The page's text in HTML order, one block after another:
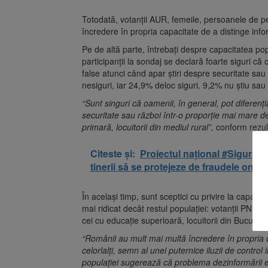
Totodată, votanţii AUR, femeile, persoanele de
încredere în propria capacitate de a distinge
Pe de altă parte, întrebaţi despre capacitatea
participanţii la sondaj se declară foarte siguri
false atunci când apar ştiri despre securitate
nesiguri, iar 24,9% deloc siguri. 9,2% nu ştiu
“Sunt singuri că oamenii, în general, pot
securitate sau război într-o proporţie mai mare
primară, locuitorii din mediul rural”, conform
Citeste și: Proiectul național
tinerii să se protejeze de fraudele
În acelaşi timp, sunt sceptici cu privire la
mai ridicat decât restul populaţiei: votanţii PNL
cei cu educaţie superioară, locuitorii din
“Românii au mult mai multă încredere în
celorlalţi, semn al unei puternice iluzii de
populaţiei sugerează că problema dezinformării